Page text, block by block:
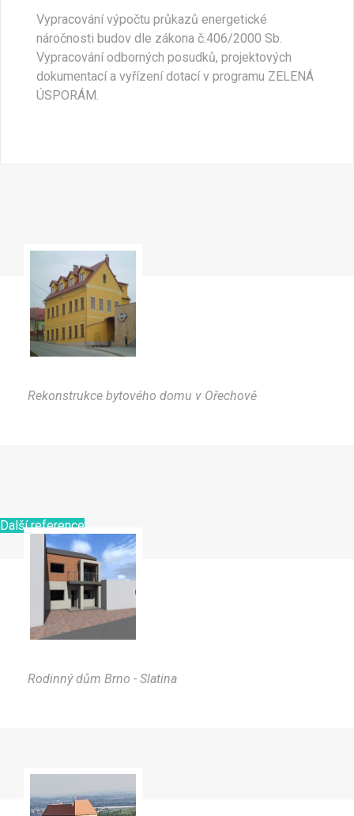
Vypracování výpočtu průkazů energetické
náročnosti budov dle zákona č.406/2000 Sb.
Vypracování odborných posudků, projektových
dokumentací a vyřízení dotací v programu ZELENÁ
ÚSPORÁM.
Rekonstrukce bytového domu v Ořechově
Další reference
Rodinný dům Brno - Slatina